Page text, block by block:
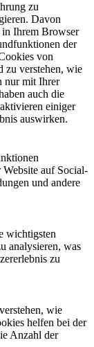
zu
Davon
in Ihrem Browser
der
von
zu verstehen, wie
nur mit Ihrer
auch die
einiger
auswirken.
auf Social-
und andere
wichtigsten
analysieren, was
zu
wie
helfen bei der
Anzahl der